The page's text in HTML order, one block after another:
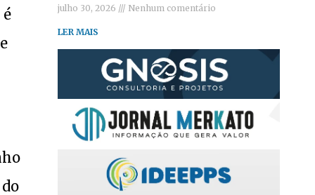
julho 30, 2026 Nenhum comentário
LER MAIS